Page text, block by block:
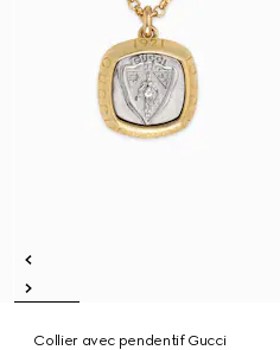
Collier avec pendentif Gucci